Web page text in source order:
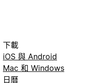
下載
iOS 與 Android
Mac 和 Windows
日曆